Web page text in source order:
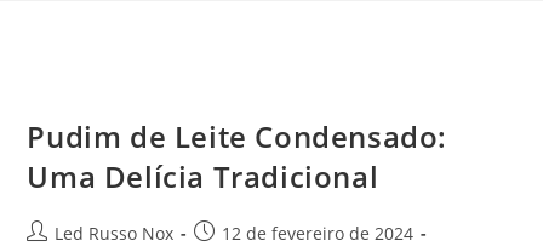
Pudim de Leite Condensado:
Uma Delícia Tradicional
Led Russo Nox
12 de fevereiro de 2024